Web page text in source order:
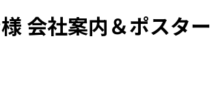
会社案内＆ポスター